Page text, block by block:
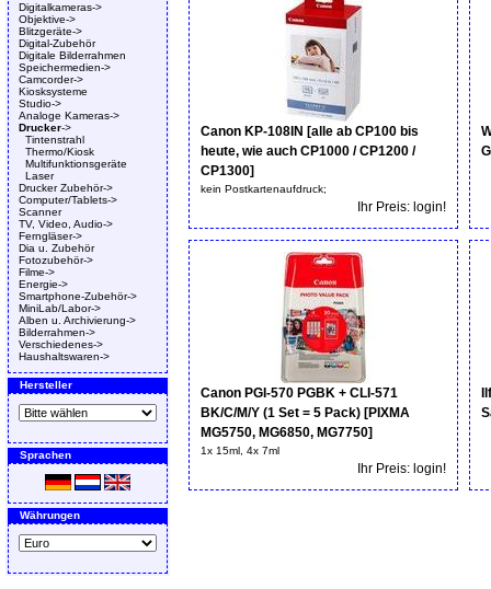
Digitalkameras->
Objektive->
Blitzgeräte->
Digital-Zubehör
Digitale Bilderrahmen
Speichermedien->
Camcorder->
Kiosksysteme
Studio->
Analoge Kameras->
Drucker->
Tintenstrahl
Thermo/Kiosk
Multifunktionsgeräte
Laser
Drucker Zubehör->
Computer/Tablets->
Scanner
TV, Video, Audio->
Ferngläser->
Dia u. Zubehör
Fotozubehör->
Filme->
Energie->
Smartphone-Zubehör->
MiniLab/Labor->
Alben u. Archivierung->
Bilderrahmen->
Verschiedenes->
Haushaltswaren->
Hersteller
Sprachen
Währungen
Canon KP-108IN [alle ab CP100 bis
heute, wie auch CP1000 / CP1200 /
CP1300]
kein Postkartenaufdruck;
Ihr Preis: login!
Canon PGI-570 PGBK + CLI-571
BK/C/M/Y (1 Set = 5 Pack) [PIXMA
MG5750, MG6850, MG7750]
1x 15ml, 4x 7ml
Ihr Preis: login!